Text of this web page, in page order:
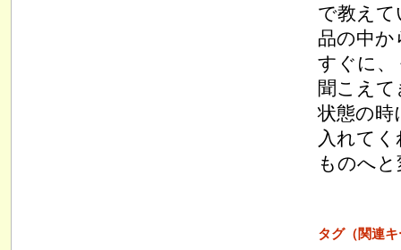
で教えて
品の中
すぐに
聞こえ
状態の時
入れて
ものへ
タグ（関連